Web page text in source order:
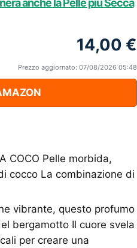
anche la Pelle più Secca
14,00 €
Prezzo aggiornato: 07/08/2026 05:48
COCO Pelle morbida,
cocco La combinazione di
vibrante, questo profumo
bergamotto Il cuore svela
per creare una